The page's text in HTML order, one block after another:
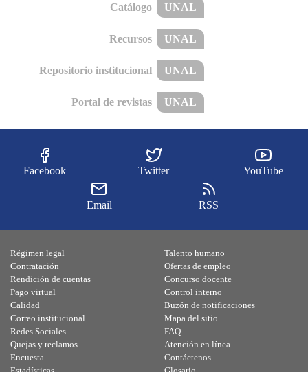
Catálogo UNAL
Recursos UNAL
Repositorio institucional UNAL
Portal de revistas UNAL
Facebook Twitter YouTube
Email RSS
Régimen legal
Contratación
Rendición de cuentas
Pago virtual
Calidad
Talento humano
Ofertas de empleo
Concurso docente
Control interno
Buzón de notificaciones
Correo institucional
Redes Sociales
Quejas y reclamos
Encuesta
Mapa del sitio
FAQ
Atención en línea
Contáctenos